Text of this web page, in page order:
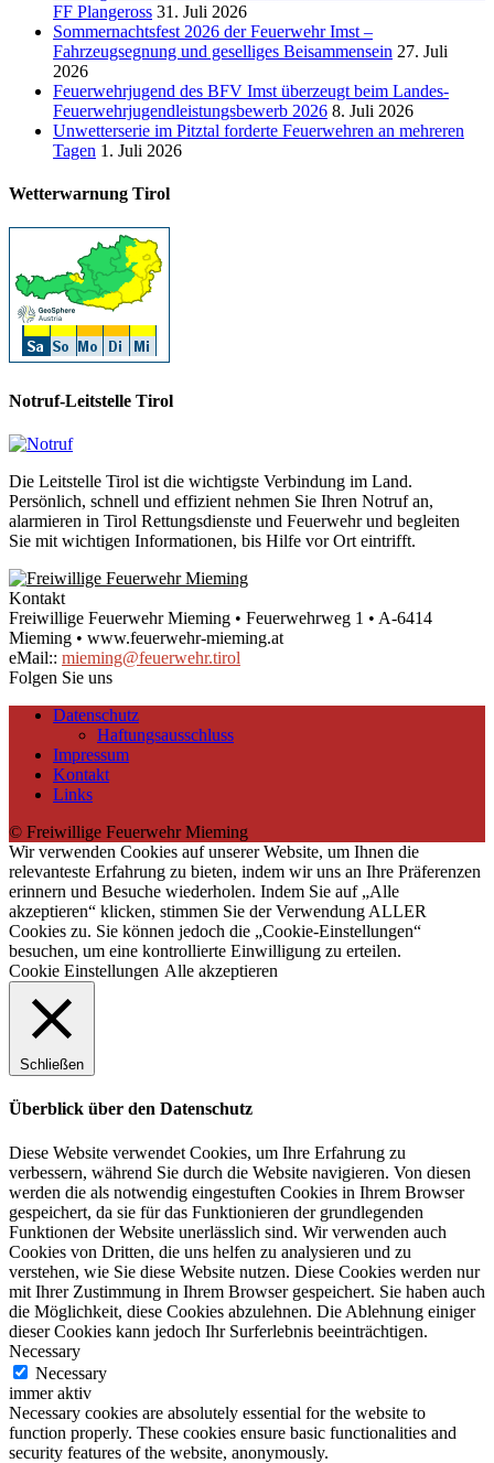
FF Plangeross 31. Juli 2026
Sommernachtsfest 2026 der Feuerwehr Imst –
Fahrzeugsegnung und geselliges Beisammensein 27. Juli
2026
Feuerwehrjugend des BFV Imst überzeugt beim Landes-
Feuerwehrjugendleistungsbewerb 2026 8. Juli 2026
Unwetterserie im Pitztal forderte Feuerwehren an mehreren
Tagen 1. Juli 2026
Wetterwarnung Tirol
Notruf-Leitstelle Tirol
Die Leitstelle Tirol ist die wichtigste Verbindung im Land.
Persönlich, schnell und effizient nehmen Sie Ihren Notruf an,
alarmieren in Tirol Rettungsdienste und Feuerwehr und begleiten
Sie mit wichtigen Informationen, bis Hilfe vor Ort eintrifft.
Kontakt
Freiwillige Feuerwehr Mieming • Feuerwehrweg 1 • A-6414
Mieming • www.feuerwehr-mieming.at
eMail:: mieming@feuerwehr.tirol
Folgen Sie uns
Datenschutz
Haftungsausschluss
Impressum
Kontakt
Links
© Freiwillige Feuerwehr Mieming
Wir verwenden Cookies auf unserer Website, um Ihnen die
relevanteste Erfahrung zu bieten, indem wir uns an Ihre Präferenzen
erinnern und Besuche wiederholen. Indem Sie auf „Alle
akzeptieren“ klicken, stimmen Sie der Verwendung ALLER
Cookies zu. Sie können jedoch die „Cookie-Einstellungen“
besuchen, um eine kontrollierte Einwilligung zu erteilen.
Cookie Einstellungen Alle akzeptieren
Schließen
Überblick über den Datenschutz
Diese Website verwendet Cookies, um Ihre Erfahrung zu
verbessern, während Sie durch die Website navigieren. Von diesen
werden die als notwendig eingestuften Cookies in Ihrem Browser
gespeichert, da sie für das Funktionieren der grundlegenden
Funktionen der Website unerlässlich sind. Wir verwenden auch
Cookies von Dritten, die uns helfen zu analysieren und zu
verstehen, wie Sie diese Website nutzen. Diese Cookies werden nur
mit Ihrer Zustimmung in Ihrem Browser gespeichert. Sie haben auch
die Möglichkeit, diese Cookies abzulehnen. Die Ablehnung einiger
dieser Cookies kann jedoch Ihr Surferlebnis beeinträchtigen.
Necessary
Necessary
immer aktiv
Necessary cookies are absolutely essential for the website to
function properly. These cookies ensure basic functionalities and
security features of the website, anonymously.